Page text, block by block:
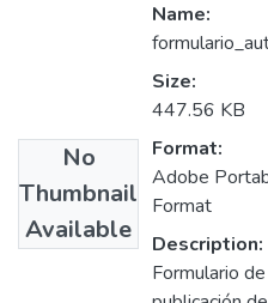
No
Thumbnail
Available
Name:
Size:
447.56 KB
Format:
Adobe
Format
Description:
Formulario